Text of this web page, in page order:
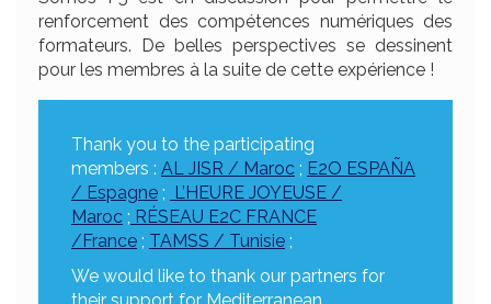
renforcement des compétences numériques des
formateurs. De belles perspectives se dessinent
pour les membres à la suite de cette expérience !
Thank you to the participating
members : AL JISR / Maroc ; E2O ESPAÑA
/ Espagne ;
L’HEURE JOYEUSE /
Maroc ; RÉSEAU E2C FRANCE
/France ; TAMSS / Tunisie ;
We would like to thank our partners for